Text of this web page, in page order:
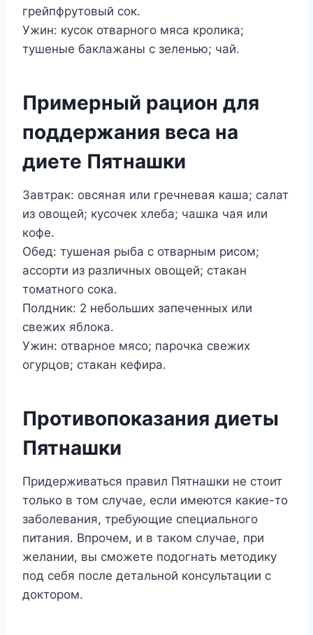
грейпфрутовый сок.
Ужин: кусок отварного мяса кролика;
тушеные баклажаны с зеленью; чай.
Примерный рацион для
поддержания веса на
диете Пятнашки
Завтрак: овсяная или гречневая каша; салат
из овощей; кусочек хлеба; чашка чая или
кофе.
Обед: тушеная рыба с отварным рисом;
ассорти из различных овощей; стакан
томатного сока.
Полдник: 2 небольших запеченных или
свежих яблока.
Ужин: отварное мясо; парочка свежих
огурцов; стакан кефира.
Противопоказания диеты
Пятнашки
Придерживаться правил Пятнашки не стоит
только в том случае, если имеются какие-то
заболевания, требующие специального
питания. Впрочем, и в таком случае, при
желании, вы сможете подогнать методику
под себя после детальной консультации с
доктором.